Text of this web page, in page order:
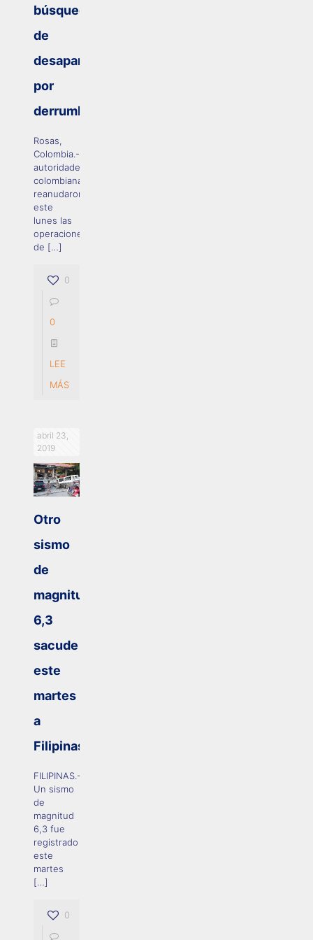
búsqueda
de
desaparecidos
por
derrumbe
Rosas,
Colombia.- Las
autoridades
colombianas
reanudaron
este
lunes las
operaciones
de […]
0
0
LEE
MÁS
abril 23,
2019
Otro
sismo
de
magnitud
6,3
sacude
este
martes
a
Filipinas
FILIPINAS.-
Un sismo
de
magnitud
6,3 fue
registrado
este
martes
[…]
0